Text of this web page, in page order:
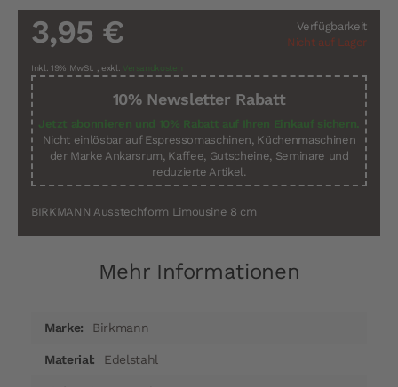
Verfügbarkeit
Nicht auf Lager
3,95 €
Inkl. 19% MwSt. , exkl. Versandkosten
10% Newsletter Rabatt
Jetzt abonnieren und 10% Rabatt auf Ihren Einkauf sichern.
Nicht einlösbar auf Espressomaschinen, Küchenmaschinen
der Marke Ankarsrum, Kaffee, Gutscheine, Seminare und
reduzierte Artikel.
BIRKMANN Ausstechform Limousine 8 cm
Mehr Informationen
InformationenBirkmann
Edelstahl